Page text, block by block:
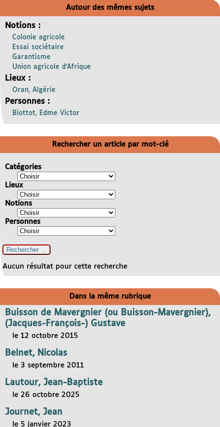
Autour des mêmes sujets
Notions :
Colonie agricole
Essai sociétaire
Garantisme
Union agricole d’Afrique
Lieux :
Oran, Algérie
Personnes :
Biottot, Edme Victor
Rechercher un article par mot-clé
Catégories
Lieux
Notions
Personnes
Aucun résultat pour cette recherche
Dans la même rubrique
Buisson de Mavergnier (ou Buisson-Mavergnier),
(Jacques-François-) Gustave
le 12 octobre 2015
Belnet, Nicolas
le 3 septembre 2011
Lautour, Jean-Baptiste
le 26 octobre 2025
Journet, Jean
le 5 janvier 2023